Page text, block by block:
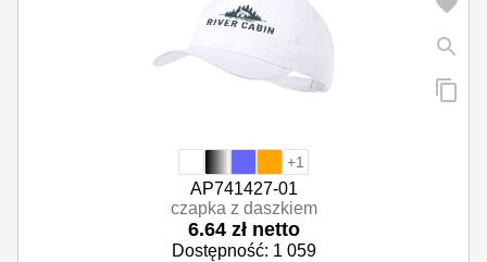
+1
AP741427-01
czapka z daszkiem
6.64 zł netto
Dostępność: 1 059